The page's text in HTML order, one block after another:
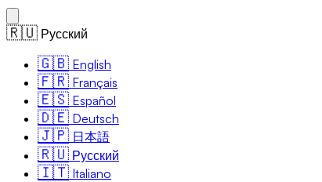
🇷🇺 Русский
🇬🇧 English
🇫🇷 Français
🇪🇸 Español
🇩🇪 Deutsch
🇯🇵 日本語
🇷🇺 Русский
🇮🇹 Italiano